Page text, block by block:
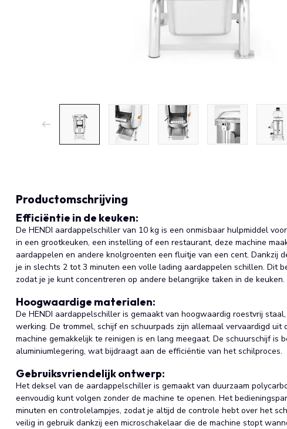
Productomschrijving
Efficiëntie in de keuken:
De HENDI aardappelschiller van 10 kg is een onmisbaar hulpmiddel
in een grootkeuken, een instelling of een restaurant, deze machine
aardappelen en andere knolgroenten een fluitje van een cent. Dankzij
je in slechts 2 tot 3 minuten een volle lading aardappelen schillen. Dit
zodat je je kunt concentreren op andere belangrijke taken in de keuken.
Hoogwaardige materialen:
De HENDI aardappelschiller is gemaakt van hoogwaardig roestvrij
werking. De trommel, schijf en schuurpads zijn allemaal vervaardigd
machine gemakkelijk te reinigen is en lang meegaat. De schuurschijf is
aluminiumlegering, wat bijdraagt aan de efficiëntie van het schilproces.
Gebruiksvriendelijk ontwerp:
Het deksel van de aardappelschiller is gemaakt van duurzaam
eenvoudig kunt volgen zonder de machine te openen. Het
minuten en controlelampjes, zodat je altijd de controle hebt over het
veilig in gebruik dankzij een microschakelaar die de machine stopt